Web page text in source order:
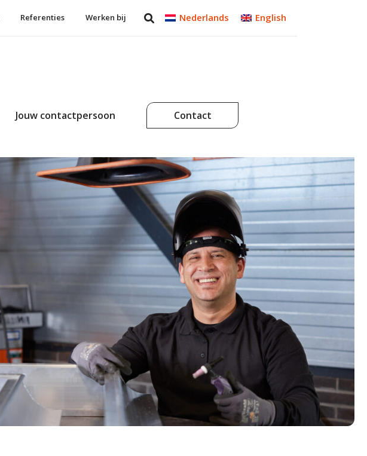
Referenties Werken bij Nederlands English
Jouw contactpersoon Contact